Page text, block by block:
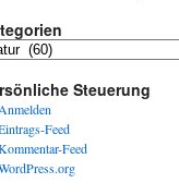
Steuerung
Feed
Feed